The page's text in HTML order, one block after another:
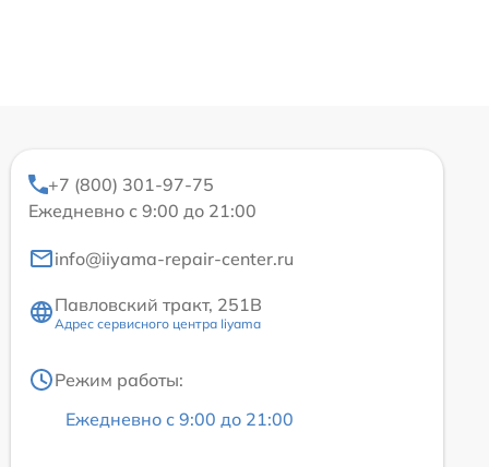
+7 (800) 301-97-75
Ежедневно с 9:00 до 21:00
info@iiyama-repair-center.ru
Павловский тракт, 251В
Адрес сервисного центра Iiyama
Режим работы:
Ежедневно с 9:00 до 21:00